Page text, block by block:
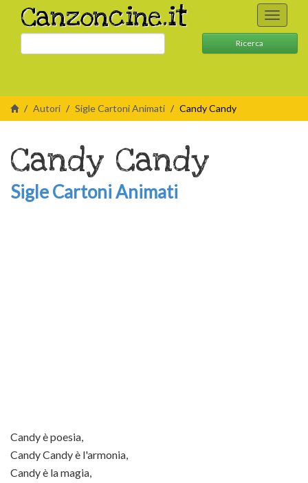
Canzoncine.it
Toggle
Ricerca
Autori Sigle Cartoni Animati Candy Candy
Candy Candy
Sigle Cartoni Animati
Candy è poesia,
Candy Candy è l'armonia,
Candy è la magia,